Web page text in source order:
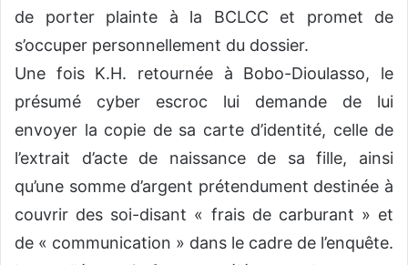
de porter plainte à la BCLCC et promet de
s’occuper personnellement du dossier.
Une fois K.H. retournée à Bobo-Dioulasso, le
présumé cyber escroc lui demande de lui
envoyer la copie de sa carte d’identité, celle de
l’extrait d’acte de naissance de sa fille, ainsi
qu’une somme d’argent prétendument destinée à
couvrir des soi-disant « frais de carburant » et
de « communication » dans le cadre de l’enquête.